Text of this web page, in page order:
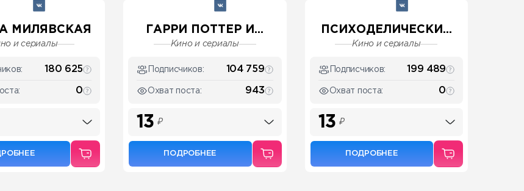
МИЛЯВСКАЯ
и сериалы
180 625
0
ГАРРИ ПОТТЕР И...
Кино и сериалы
Подписчиков: 104 759
Охват поста: 943
13 ₽
ПОДРОБНЕЕ
ПСИХОДЕЛИЧЕСКИ...
Кино и сериалы
Подписчиков: 199 489
Охват поста: 0
13 ₽
ПОДРОБНЕЕ